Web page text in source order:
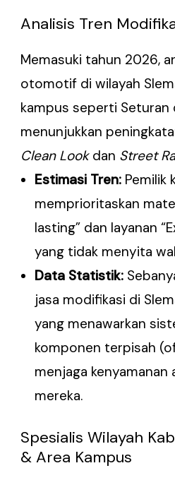
Analisis Tren
Memasuki tahun 2026,
otomotif di wilayah
kampus seperti Seturan
menunjukkan
Clean Lookdan Street
Estimasi Tren: Pemilik
memprioritaskan
lasting” dan layanan
yang tidak menyita
Data Statistik:
jasa modifikasi di
yang menawarkan
komponen terpisah
menjaga kenyamanan
mereka.
Spesialis Wilayah
& Area Kampus